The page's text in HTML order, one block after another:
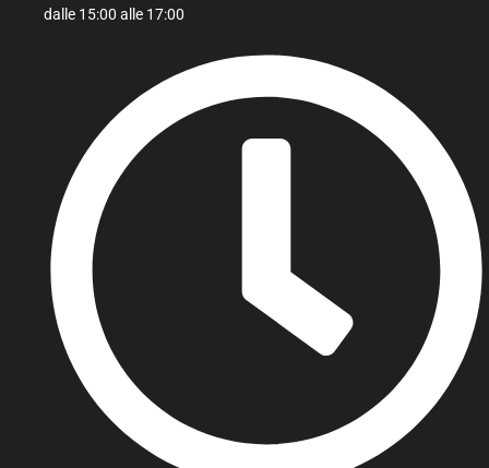
dalle 15:00 alle 17:00